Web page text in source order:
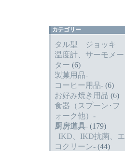
カテゴリー
タル型 ジョッキ
温度計、サーモメー
ター (6)
製菓用品-
コーヒー用品- (6)
お好み焼き用品 (6)
食器（スプーン･フ
ォーク他）-
厨房道具- (179)
IKD、IKD抗菌、エ
コクリーン- (44)